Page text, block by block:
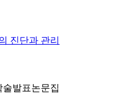
진단과 관리
발표논문집